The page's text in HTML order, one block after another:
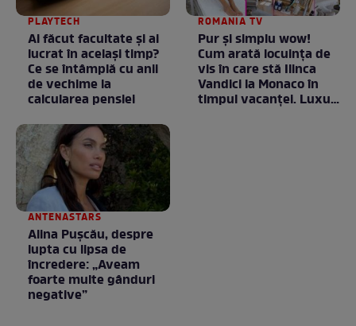
PLAYTECH
Ai făcut facultate și ai
lucrat în același timp?
Ce se întâmplă cu anii
de vechime la
calcularea pensiei
ROMANIA TV
Pur și simplu wow!
Cum arată locuința de
vis în care stă Ilinca
Vandici la Monaco în
timpul vacanței. Luxul
ANTENASTARS
Alina Pușcău, despre
lupta cu lipsa de
încredere: „Aveam
foarte multe gânduri
negative”